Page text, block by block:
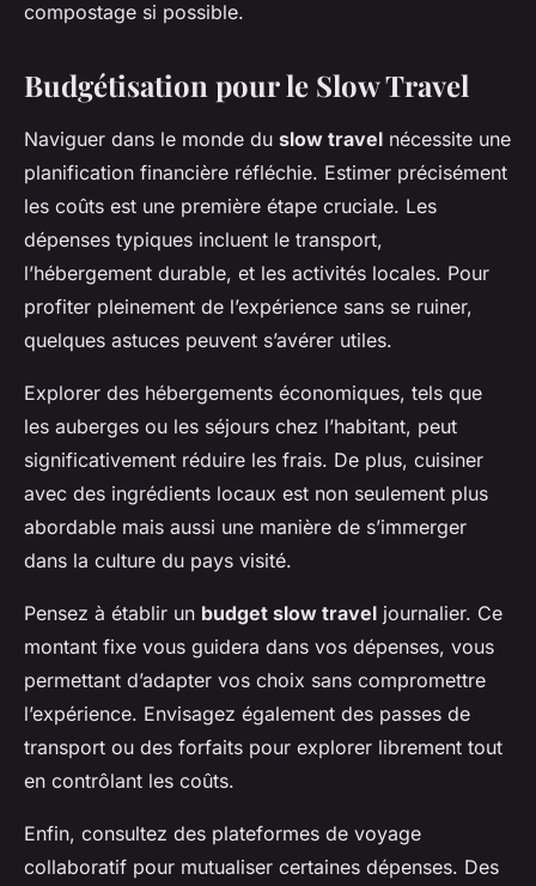
compostage si possible.
Budgétisation pour le Slow Travel
Naviguer dans le monde du slow travel nécessite une
planification financière réfléchie. Estimer précisément
les coûts est une première étape cruciale. Les
dépenses typiques incluent le transport,
l’hébergement durable, et les activités locales. Pour
profiter pleinement de l’expérience sans se ruiner,
quelques astuces peuvent s’avérer utiles.
Explorer des hébergements économiques, tels que
les auberges ou les séjours chez l’habitant, peut
significativement réduire les frais. De plus, cuisiner
avec des ingrédients locaux est non seulement plus
abordable mais aussi une manière de s’immerger
dans la culture du pays visité.
Pensez à établir un budget slow travel journalier. Ce
montant fixe vous guidera dans vos dépenses, vous
permettant d’adapter vos choix sans compromettre
l’expérience. Envisagez également des passes de
transport ou des forfaits pour explorer librement tout
en contrôlant les coûts.
Enfin, consultez des plateformes de voyage
collaboratif pour mutualiser certaines dépenses. Des